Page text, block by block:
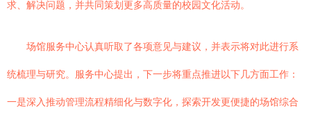
求、解决问题，并共同策划更多高质量的校园文化活动。
场馆服务中心认真听取了各项意见与建议，并表示将对此进行系
统梳理与研究。服务中心提出，下一步将重点推进以下几方面工作：
一是深入推动管理流程精细化与数字化，探索开发更便捷的场馆综合